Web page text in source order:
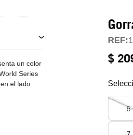
un color
Series
el lado
REF:
$
6